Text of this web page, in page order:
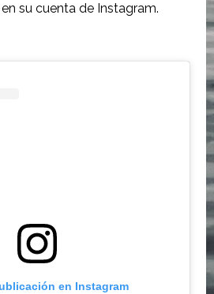
su cuenta de Instagram.
en Instagram